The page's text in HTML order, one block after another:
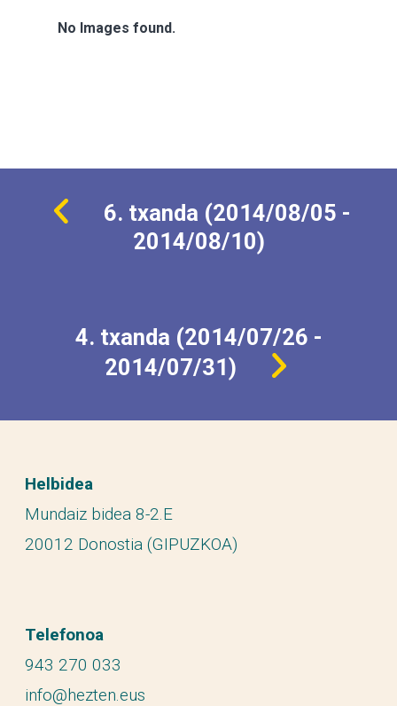
No Images found.
6. txanda (2014/08/05 -
2014/08/10)
4. txanda (2014/07/26 -
2014/07/31)
Helbidea
Mundaiz bidea 8-2.E
20012 Donostia (GIPUZKOA)
Telefonoa
943 270 033
info@hezten.eus